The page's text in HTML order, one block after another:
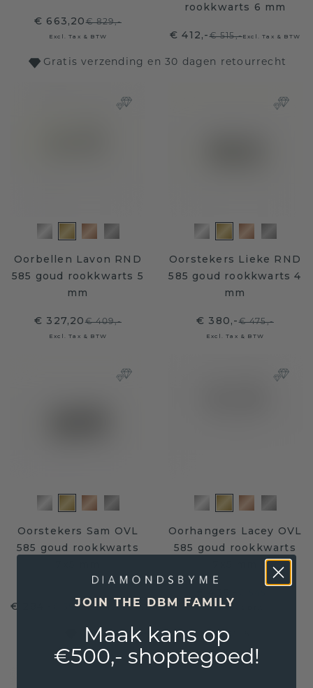
€ 663,20€ 829,-
Excl. Tax & BTW
rookkwarts 6 mm
€ 412,-€ 515,-Excl. Tax & BTW
Gratis verzending en 30 dagen retourrecht
Oorbellen Lavon RND
585 goud rookkwarts 5
mm
€ 327,20€ 409,-
Excl. Tax & BTW
Oorstekers Lieke RND
585 goud rookkwarts 4
mm
€ 380,-€ 475,-
Excl. Tax & BTW
Oorstekers Sam OVL
585 goud rookkwarts
€ 284,- € 355,-Excl. Tax & BTW
Oorhangers Lacey OVL
585 goud rookkwarts
Excl. Tax & BTW
Gegarandeerd de laagste prijs
JOIN THE DBM FAMILY
Maak kans op
€500,- shoptegoed!